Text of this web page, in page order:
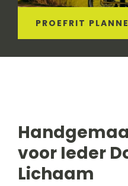
PROEFRIT
voor Ieder
Lichaam